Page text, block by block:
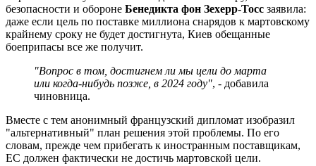
безопасности и обороне Бенедикта фон Зехерр-Тосс заявила:
даже если цель по поставке миллиона снарядов к мартовскому
крайнему сроку не будет достигнута, Киев обещанные
боеприпасы все же получит.
"Вопрос в том, достигнем ли мы цели до марта
или когда-нибудь позже, в 2024 году", - добавила
чиновница.
Вместе с тем анонимный французский дипломат изобразил
"альтернативный" план решения этой проблемы. По его
словам, прежде чем прибегать к иностранным поставщикам,
ЕС должен фактически не достичь мартовской цели.